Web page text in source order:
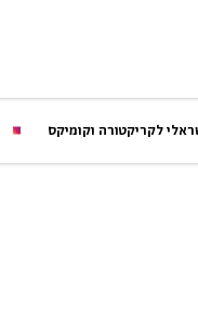
לקריקטורה וקומיקס